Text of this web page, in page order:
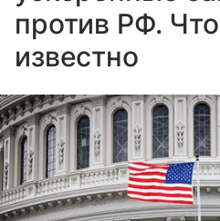
против РФ.
известно